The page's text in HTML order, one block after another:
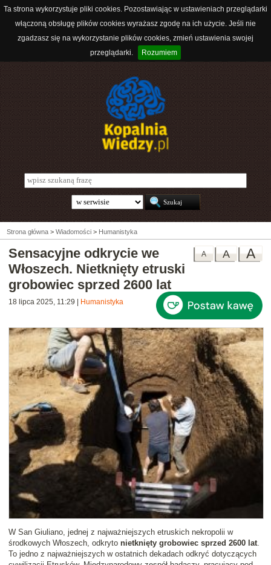
Ta strona wykorzystuje pliki cookies. Pozostawiając w ustawieniach przeglądarki
włączoną obsługę plików cookies wyrażasz zgodę na ich użycie. Jeśli nie
zgadzasz się na wykorzystanie plików cookies, zmień ustawienia swojej
przeglądarki.
Rozumiem
Strona główna > Wiadomości > Humanistyka
A
A
A
Sensacyjne odkrycie we
Włoszech. Nietknięty etruski
grobowiec sprzed 2600 lat
18 lipca 2025, 11:29 Humanistyka
W San Giuliano, jednej z najważniejszych etruskich nekropolii w
środkowych Włoszech, odkryto nietknięty grobowiec sprzed 2600 lat.
To jedno z najważniejszych w ostatnich dekadach odkryć dotyczących